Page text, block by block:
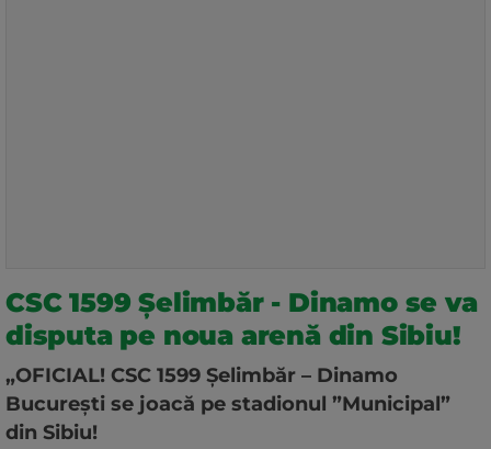
CSC 1599 Șelimbăr - Dinamo se va
disputa pe noua arenă din Sibiu!
„OFICIAL! CSC 1599 Șelimbăr – Dinamo
București se joacă pe stadionul ”Municipal”
din Sibiu!